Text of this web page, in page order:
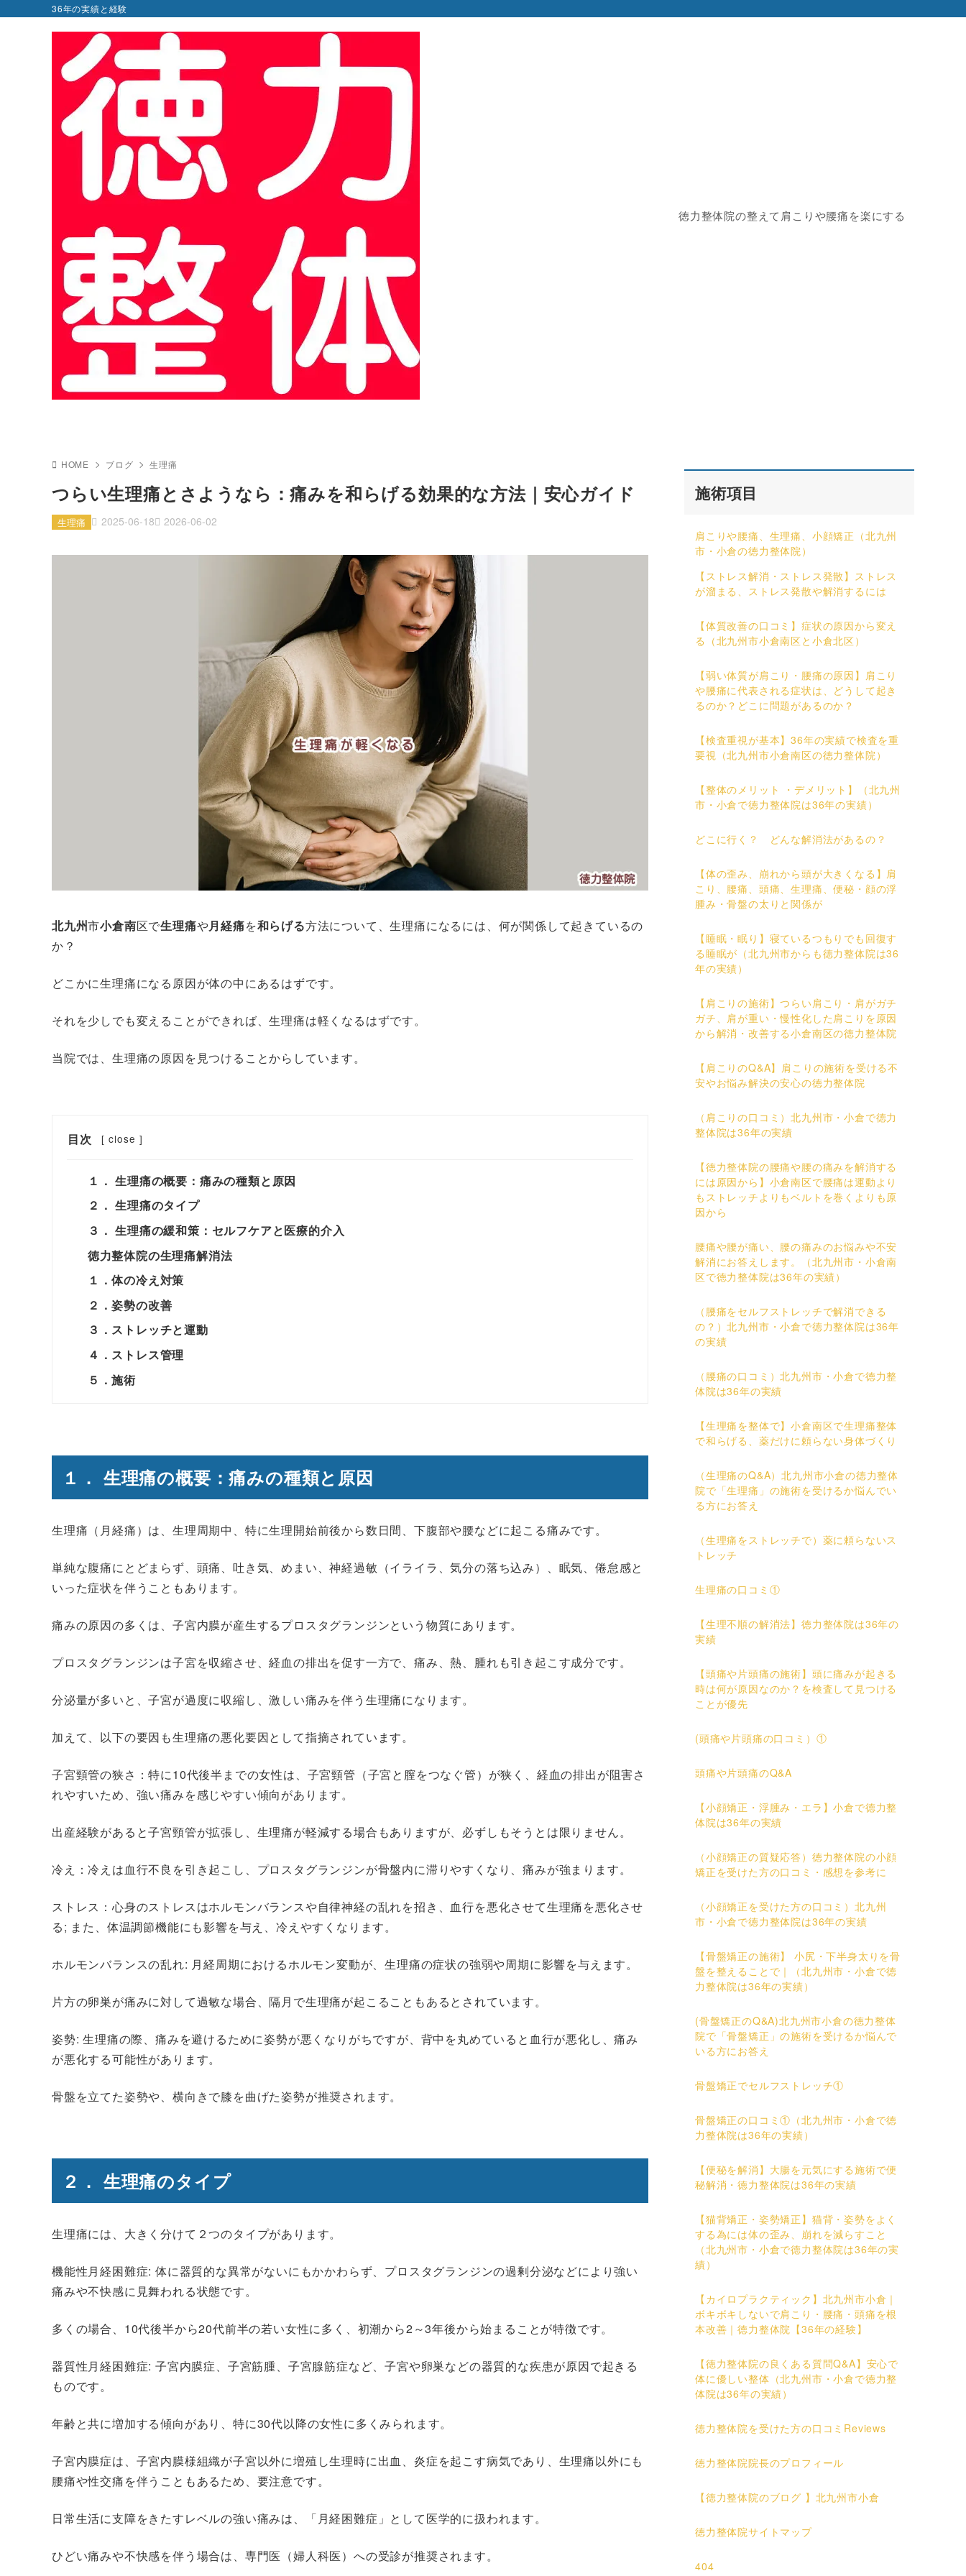
36年の実績と経験
徳力整体院の整えて肩こりや腰痛を楽にする
HOME ブログ 生理痛
つらい生理痛とさようなら：痛みを和らげる効果的な方法｜安心ガイド
2025-06-18 2026-06-02
生理痛
北九州市小倉南区で生理痛や月経痛を和らげる方法について、生理痛になるには、何が関係して起きているの
か？
どこかに生理痛になる原因が体の中にあるはずです。
それを少しでも変えることができれば、生理痛は軽くなるはずです。
当院では、生理痛の原因を見つけることからしています。
目次 [ close ]
１． 生理痛の概要：痛みの種類と原因
２． 生理痛のタイプ
３． 生理痛の緩和策：セルフケアと医療的介入
徳力整体院の生理痛解消法
１．体の冷え対策
２．姿勢の改善
３．ストレッチと運動
４．ストレス管理
５．施術
１． 生理痛の概要：痛みの種類と原因
生理痛（月経痛）は、生理周期中、特に生理開始前後から数日間、下腹部や腰などに起こる痛みです。
単純な腹痛にとどまらず、頭痛、吐き気、めまい、神経過敏（イライラ、気分の落ち込み）、眠気、倦怠感と
いった症状を伴うこともあります。
痛みの原因の多くは、子宮内膜が産生するプロスタグランジンという物質にあります。
プロスタグランジンは子宮を収縮させ、経血の排出を促す一方で、痛み、熱、腫れも引き起こす成分です。
分泌量が多いと、子宮が過度に収縮し、激しい痛みを伴う生理痛になります。
加えて、以下の要因も生理痛の悪化要因として指摘されています。
子宮頸管の狭さ ：特に10代後半までの女性は、子宮頸管（子宮と膣をつなぐ管）が狭く、経血の排出が阻害さ
れやすいため、強い痛みを感じやすい傾向があります。
出産経験があると子宮頸管が拡張し、生理痛が軽減する場合もありますが、必ずしもそうとは限りません。
冷え ：冷えは血行不良を引き起こし、プロスタグランジンが骨盤内に滞りやすくなり、痛みが強まります。
ストレス ：心身のストレスはホルモンバランスや自律神経の乱れを招き、血行を悪化させて生理痛を悪化させ
る; また、体温調節機能にも影響を与え、冷えやすくなります。
ホルモンバランスの乱れ: 月経周期におけるホルモン変動が、生理痛の症状の強弱や周期に影響を与えます。
片方の卵巣が痛みに対して過敏な場合、隔月で生理痛が起こることもあるとされています。
姿勢: 生理痛の際、痛みを避けるために姿勢が悪くなりがちですが、背中を丸めていると血行が悪化し、痛み
が悪化する可能性があります。
骨盤を立てた姿勢や、横向きで膝を曲げた姿勢が推奨されます。
２． 生理痛のタイプ
生理痛には、大きく分けて２つのタイプがあります。
機能性月経困難症: 体に器質的な異常がないにもかかわらず、プロスタグランジンの過剰分泌などにより強い
痛みや不快感に見舞われる状態です。
多くの場合、10代後半から20代前半の若い女性に多く、初潮から2～3年後から始まることが特徴です。
器質性月経困難症: 子宮内膜症、子宮筋腫、子宮腺筋症など、子宮や卵巣などの器質的な疾患が原因で起きる
ものです。
年齢と共に増加する傾向があり、特に30代以降の女性に多くみられます。
子宮内膜症は、子宮内膜様組織が子宮以外に増殖し生理時に出血、炎症を起こす病気であり、生理痛以外にも
腰痛や性交痛を伴うこともあるため、要注意です。
日常生活に支障をきたすレベルの強い痛みは、「月経困難症」として医学的に扱われます。
ひどい痛みや不快感を伴う場合は、専門医（婦人科医）への受診が推奨されます。
施術項目
肩こりや腰痛、生理痛、小顔矯正（北九州
市・小倉の徳力整体院）
【ストレス解消・ストレス発散】ストレス
が溜まる、ストレス発散や解消するには
【体質改善の口コミ】症状の原因から変え
る（北九州市小倉南区と小倉北区）
【弱い体質が肩こり・腰痛の原因】肩こり
や腰痛に代表される症状は、どうして起き
るのか？どこに問題があるのか？
【検査重視が基本】36年の実績で検査を重
要視（北九州市小倉南区の徳力整体院）
【整体のメリット ・デメリット】（北九州
市・小倉で徳力整体院は36年の実績）
どこに行く？ どんな解消法があるの？
【体の歪み、崩れから頭が大きくなる】肩
こり、腰痛、頭痛、生理痛、便秘・顔の浮
腫み・骨盤の太りと関係が
【睡眠・眠り】寝ているつもりでも回復す
る睡眠が（北九州市からも徳力整体院は36
年の実績）
【肩こりの施術】つらい肩こり・肩がガチ
ガチ、肩が重い・慢性化した肩こりを原因
から解消・改善する小倉南区の徳力整体院
【肩こりのQ&A】肩こりの施術を受ける不
安やお悩み解決の安心の徳力整体院
（肩こりの口コミ）北九州市・小倉で徳力
整体院は36年の実績
【徳力整体院の腰痛や腰の痛みを解消する
には原因から】小倉南区で腰痛は運動より
もストレッチよりもベルトを巻くよりも原
因から
腰痛や腰が痛い、腰の痛みのお悩みや不安
解消にお答えします。（北九州市・小倉南
区で徳力整体院は36年の実績）
（腰痛をセルフストレッチで解消できる
の？）北九州市・小倉で徳力整体院は36年
の実績
（腰痛の口コミ）北九州市・小倉で徳力整
体院は36年の実績
【生理痛を整体で】小倉南区で生理痛整体
で和らげる、薬だけに頼らない身体づくり
（生理痛のQ&A）北九州市小倉の徳力整体
院で「生理痛」の施術を受けるか悩んでい
る方にお答え
（生理痛をストレッチで）薬に頼らないス
トレッチ
生理痛の口コミ①
【生理不順の解消法】徳力整体院は36年の
実績
【頭痛や片頭痛の施術】頭に痛みが起きる
時は何が原因なのか？を検査して見つける
ことが優先
(頭痛や片頭痛の口コミ）①
頭痛や片頭痛のQ&A
【小顔矯正・浮腫み・エラ】小倉で徳力整
体院は36年の実績
（小顔矯正の質疑応答）徳力整体院の小顔
矯正を受けた方の口コミ・感想を参考に
（小顔矯正を受けた方の口コミ）北九州
市・小倉で徳力整体院は36年の実績
【骨盤矯正の施術】 小尻・下半身太りを骨
盤を整えることで｜（北九州市・小倉で徳
力整体院は36年の実績）
(骨盤矯正のQ&A)北九州市小倉の徳力整体
院で「骨盤矯正」の施術を受けるか悩んで
いる方にお答え
骨盤矯正でセルフストレッチ①
骨盤矯正の口コミ①（北九州市・小倉で徳
力整体院は36年の実績）
【便秘を解消】大腸を元気にする施術で便
秘解消・徳力整体院は36年の実績
【猫背矯正・姿勢矯正】猫背・姿勢をよく
する為には体の歪み、崩れを減らすこと
（北九州市・小倉で徳力整体院は36年の実
績）
【カイロプラクティック】北九州市小倉｜
ボキボキしないで肩こり・腰痛・頭痛を根
本改善｜徳力整体院【36年の経験】
【徳力整体院の良くある質問Q&A】安心で
体に優しい整体（北九州市・小倉で徳力整
体院は36年の実績）
徳力整体院を受けた方の口コミReviews
徳力整体院院長のプロフィール
【徳力整体院のブログ 】北九州市小倉
徳力整体院サイトマップ
404